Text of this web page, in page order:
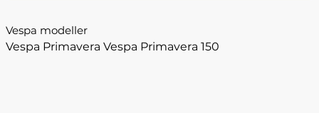
Vespa modeller
Vespa Primavera Vespa Primavera 150